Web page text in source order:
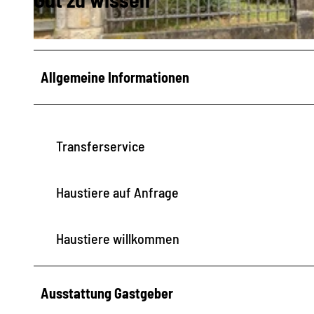
A
a
n
Allgemeine Informationen
Transferservice
Haustiere auf Anfrage
Haustiere willkommen
Ausstattung Gastgeber